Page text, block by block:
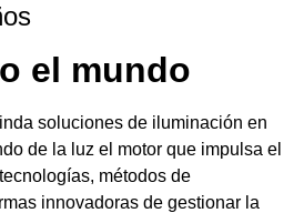
el mundo
soluciones de iluminación en
de la luz el motor que impulsa el
métodos de
innovadoras de gestionar la